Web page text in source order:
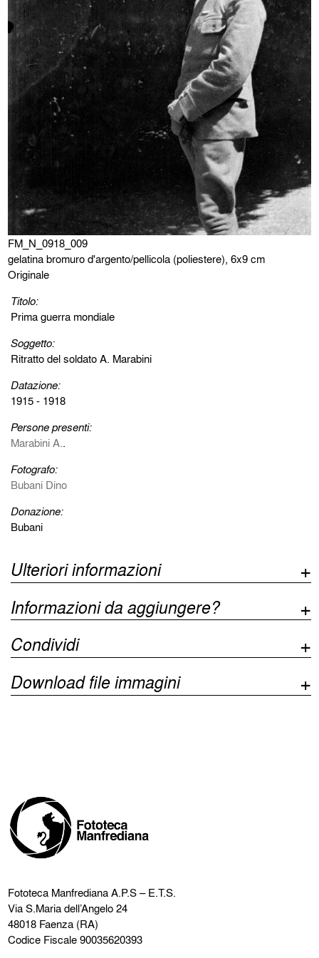
FM_N_0918_009
gelatina bromuro d'argento/pellicola (poliestere), 6x9 cm
Originale
Titolo:
Prima guerra mondiale
Soggetto:
Ritratto del soldato A. Marabini
Datazione:
1915 - 1918
Persone presenti:
Marabini A..
Fotografo:
Bubani Dino
Donazione:
Bubani
Ulteriori informazioni
Informazioni da aggiungere?
Condividi
Download file immagini
Fototeca ManfredianaA.P.S – E.T.S.
Via S.Maria dell’Angelo 24
48018 Faenza (RA)
Codice Fiscale 90035620393